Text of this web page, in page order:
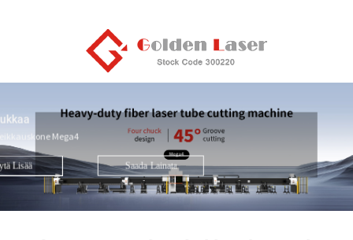
Mega4
Lisää Saada Lainata
Parannettu
metallintyöstöteollisuudessa.